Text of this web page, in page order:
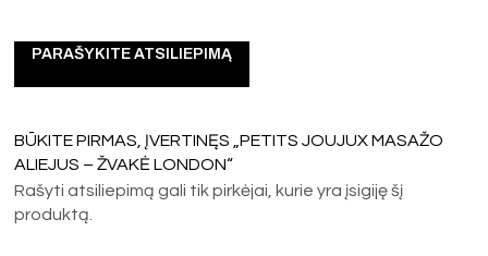
PARAŠYKITE ATSILIEPIMĄ
BŪKITE PIRMAS, ĮVERTINĘS „PETITS JOUJUX MASAŽO
ALIEJUS – ŽVAKĖ LONDON“
Rašyti atsiliepimą gali tik pirkėjai, kurie yra įsigiję šį
produktą.